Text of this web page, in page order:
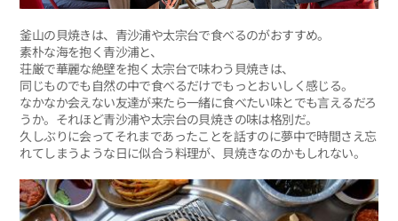
釜山の貝焼きは、青沙浦や太宗台で食べるのがおすすめ。
素朴な海を抱く青沙浦と、
荘厳で華麗な絶壁を抱く太宗台で味わう貝焼きは、
同じものでも自然の中で食べるだけでもっとおいしく感じる。
なかなか会えない友達が来たら一緒に食べたい味とでも言えるだろ
うか。それほど青沙浦や太宗台の貝焼きの味は格別だ。
久しぶりに会ってそれまであったことを話すのに夢中で時間さえ忘
れてしまうような日に似合う料理が、貝焼きなのかもしれない。